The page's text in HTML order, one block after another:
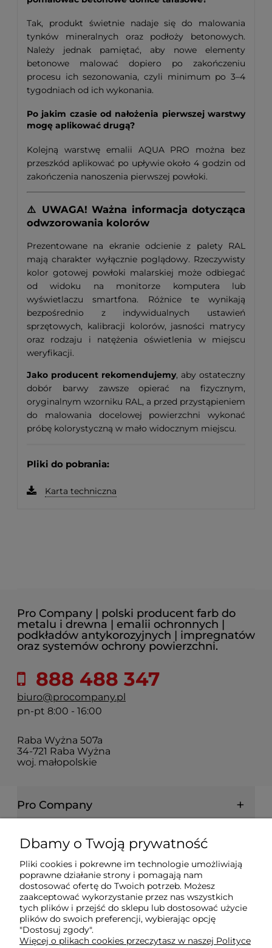
Tak, produkt świetnie nadaje się do malowania
tynków mineralnych oraz podłoży betonowych.
Należy jednak pamiętać, aby nowe elementy
betonowe malować dopiero po zakończeniu
procesu ich sezonowania, czyli minimum po 3–4
tygodniach od ich wykonania.
Po jakim czasie od nałożenia pierwszej warstwy
mogę aplikować drugą?
Kolejną warstwę emalii AQUA PRO można bez
przeszkód aplikować po upływie około 4 godzin od
zakończenia nanoszenia pierwszej powłoki.
⚠️ UWAGA! Ważna informacja dotycząca
odwzorowania kolorów
Prezentowane na ekranie odcienie z palety RAL
mają charakter wyłącznie poglądowy. Rzeczywisty
kolor gotowej powłoki malarskiej może odbiegać
od widoku na monitorze komputera lub
wyświetlaczu smartfona. Różnice te wynikają
bezpośrednio z indywidualnych ustawień
sprzętowych, kalibracji kolorów, jasności matrycy
oraz rodzaju i natężenia oświetlenia w miejscu
weryfikacji.
Jako producent rekomendujemy, aby ostateczny
dobór barwy zawsze opierać na fizycznym,
oryginalnym wzorniku RAL, a przed przystąpieniem
do malowania docelowej powierzchni wykonać
próbę kolorystyczną w mało widocznym miejscu.
Pliki do pobrania:
Karta techniczna
Pro Company | polski producent farb do
metalu i drewna | emalii ochronnych |
podkładów antykorozyjnych | impregnatów
oraz systemów ochrony powierzchni.
888 488 347
biuro@procompany.pl
pn-pt 8:00 - 16:00
Raba Wyżna 507a
34-721 Raba Wyżna
woj. małopolskie
Pro Company
Farby | Lakiery | Emalie
Ochrona drewna | metalu | betonu
Informacje prawne
Dokumenty
Dbamy o Twoją prywatność
Pliki cookies i pokrewne im technologie umożliwiają
poprawne działanie strony i pomagają nam
dostosować ofertę do Twoich potrzeb. Możesz
zaakceptować wykorzystanie przez nas wszystkich
tych plików i przejść do sklepu lub dostosować użycie
plików do swoich preferencji, wybierając opcję
"Dostosuj zgody".
Więcej o plikach cookies przeczytasz w naszej Polityce